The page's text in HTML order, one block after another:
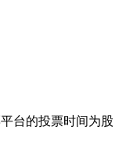
台的投票时间为股